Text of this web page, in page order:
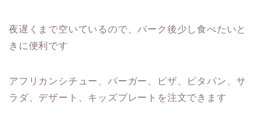
夜遅くまで空いているので、パーク後少し食べたいと
きに便利です
アフリカンシチュー、バーガー、ピザ、ピタパン、サ
ラダ、デザート、キッズプレートを注文できます